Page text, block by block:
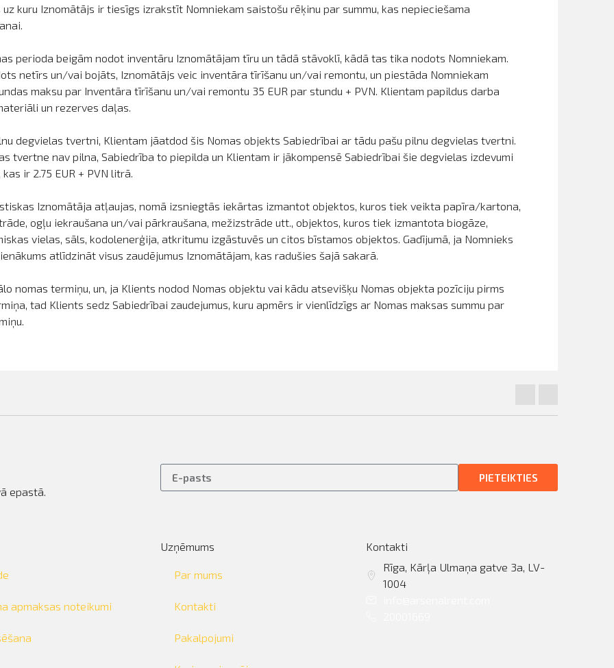
kuru Iznomātājs ir tiesīgs izrakstīt Nomniekam saistošu rēķinu par summu, kas nepieciešama
perioda beigām nodot inventāru Iznomātājam tīru un tādā stāvoklī, kādā tas tika nodots Nomniekam.
netīrs un/vai bojāts, Iznomātājs veic inventāra tīrīšanu un/vai remontu, un piestāda Nomniekam
maksu par Inventāra tīrīšanu un/vai remontu 35 EUR par stundu + PVN. Klientam papildus darba
un rezerves daļas.
degvielas tvertni, Klientam jāatdod šis Nomas objekts Sabiedrībai ar tādu pašu pilnu degvielas tvertni.
tvertne nav pilna, Sabiedrība to piepilda un Klientam ir jākompensē Sabiedrībai šie degvielas izdevumi
ir 2.75 EUR + PVN litrā.
Iznomātāja atļaujas, nomā izsniegtās iekārtas izmantot objektos, kuros tiek veikta papīra/kartona,
ogļu iekraušana un/vai pārkraušana, mežizstrāde utt., objektos, kuros tiek izmantota biogāze,
vielas, sāls, kodolenerģija, atkritumu izgāstuvēs un citos bīstamos objektos. Gadījumā, ja Nomnieks
atlīdzināt visus zaudējumus Iznomātājam, kas radušies šajā sakarā.
nomas termiņu, un, ja Klients nodod Nomas objektu vai kādu atsevišķu Nomas objekta pozīciju pirms
tad Klients sedz Sabiedrībai zaudejumus, kuru apmērs ir vienlīdzīgs ar Nomas maksas summu par
epastā.
PIETEIKTIES
apmaksas noteikumi
Uzņēmums
Par mums
Kontakti
Pakalpojumi
Kontakti
Rīga, Kārļa Ulmaņa gatve 3a, LV-
1004